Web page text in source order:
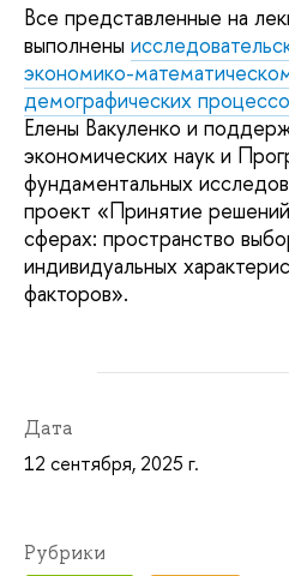
Все представленные на
выполнены
экономико-
демографических
Елены Вакуленко и
экономических наук и
фундаментальных
проект «Принятие
сферах: пространство
индивидуальных
факторов».
Дата
12 сентября, 2025 г.
Рубрики